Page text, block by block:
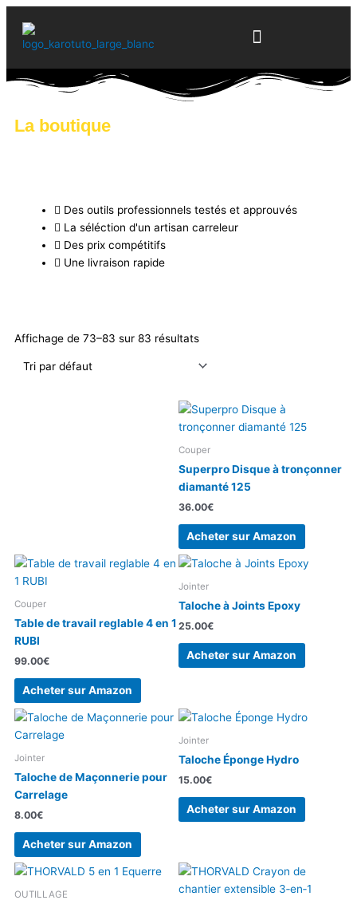
Aller
contenu
La boutique
Des outils professionnels testés et approuvés
La séléction d'un artisan carreleur
Des prix compétitifs
Une livraison rapide
Affichage de 73–83 sur 83 résultats
Couper
Superpro Disque à tronçonner
diamanté 125
36.00€
Acheter sur Amazon
Couper
Table de travail reglable 4 en 1
RUBI
99.00€
Acheter sur Amazon
Jointer
Taloche à Joints Epoxy
25.00€
Acheter sur Amazon
Jointer
Taloche de Maçonnerie pour
Carrelage
8.00€
Acheter sur Amazon
Jointer
Taloche Éponge Hydro
15.00€
Acheter sur Amazon
OUTILLAGE